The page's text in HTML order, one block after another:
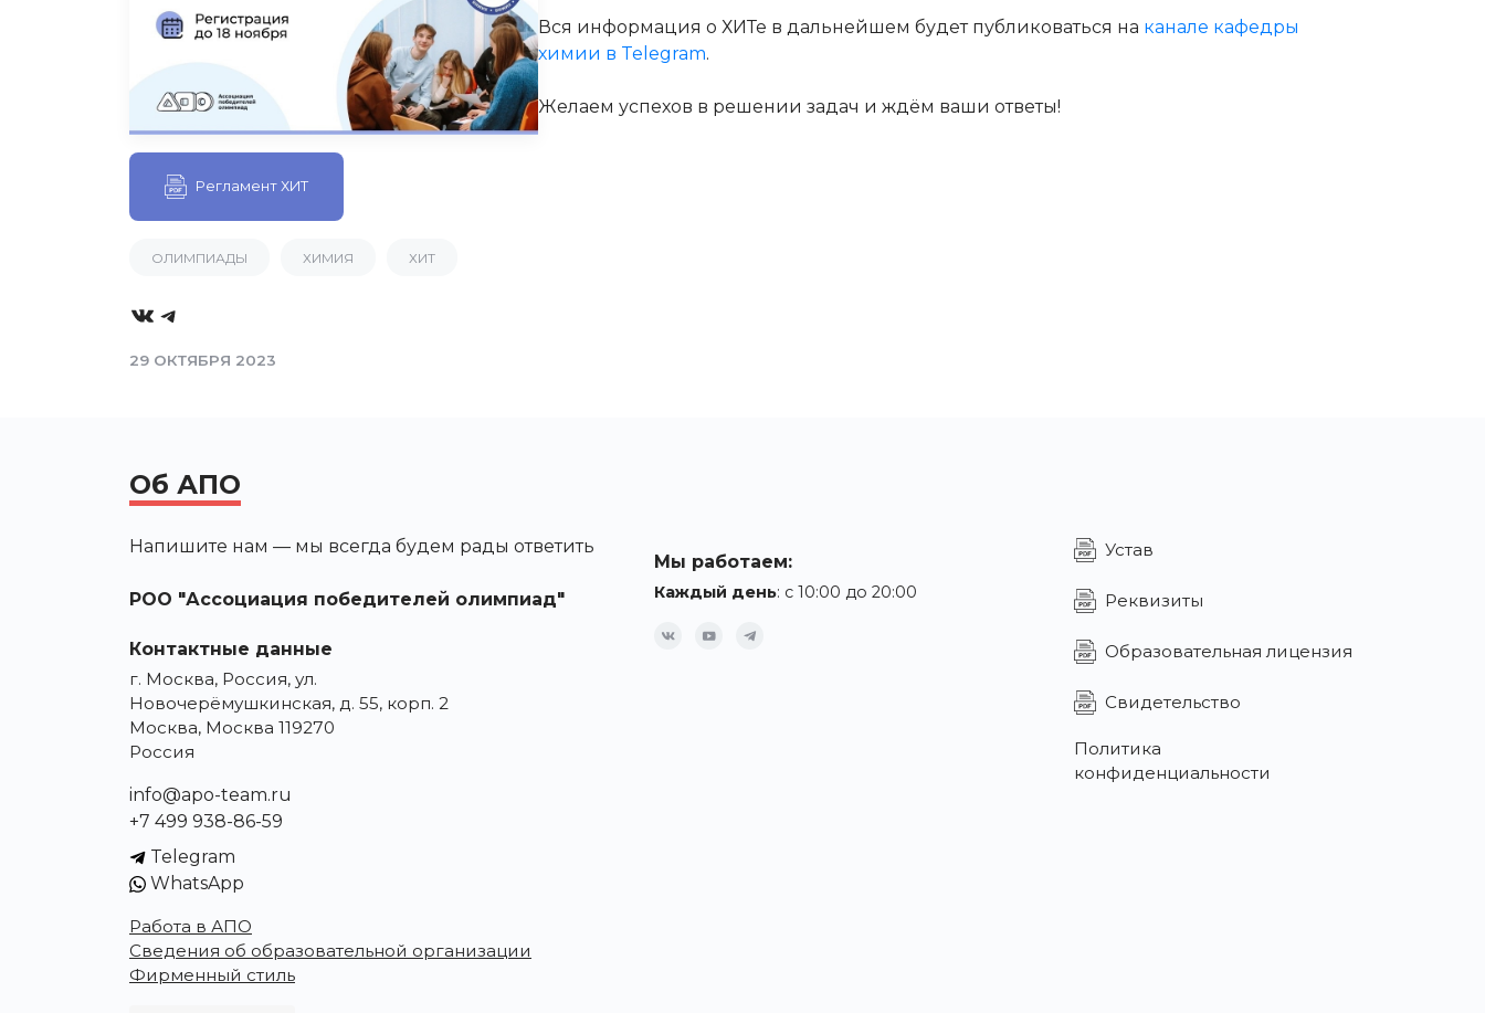
Вся информация о ХИТе в дальнейшем будет публиковаться на канале кафедры
химии в Telegram.
Желаем успехов в решении задач и ждём ваши ответы!
Регламент ХИТ
ОЛИМПИАДЫ ХИМИЯ ХИТ
VKTelegram
29 ОКТЯБРЯ 2023
Об АПО
Напишите нам — мы всегда будем рады ответить
РОО "Ассоциация победителей олимпиад"
Контактные данные
г. Москва, Россия, ул.
Новочерёмушкинская, д. 55, корп. 2
Москва, Москва 119270
Россия
info@apo-team.ru
+7 499 938-86-59
Telegram
WhatsApp
Работа в АПО
Сведения об образовательной организации
Фирменный стиль
Мы работаем:
Каждый день: с 10:00 до 20:00
Устав
Реквизиты
Образовательная лицензия
Свидетельство
Политика
конфиденциальности